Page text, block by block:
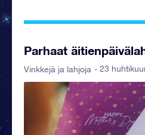
Parhaat
Vinkkejä ja lahjoja - 23